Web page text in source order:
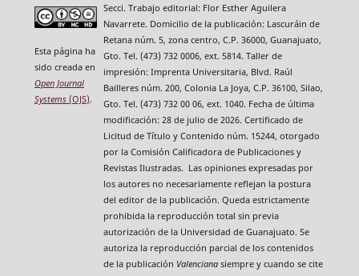
Esta página ha
sido creada en
Open Journal
Systems(OJS).
Secci. Trabajo editorial: Flor Esther Aguilera
Navarrete. Domicilio de la publicación: Lascuráin de
Retana núm. 5, zona centro, C.P. 36000, Guanajuato,
Gto. Tel. (473) 732 0006, ext. 5814. Taller de
impresión: Imprenta Universitaria, Blvd. Raúl
Bailleres núm. 200, Colonia La Joya, C.P. 36100, Silao,
Gto. Tel. (473) 732 00 06, ext. 1040. Fecha de última
modificación: 28 de julio de 2026. Certificado de
Licitud de Título y Contenido núm. 15244, otorgado
por la Comisión Calificadora de Publicaciones y
Revistas Ilustradas. Las opiniones expresadas por
los autores no necesariamente reflejan la postura
del editor de la publicación. Queda estrictamente
prohibida la reproducción total sin previa
autorización de la Universidad de Guanajuato. Se
autoriza la reproducción parcial de los contenidos
de la publicación Valencianasiempre y cuando se cite